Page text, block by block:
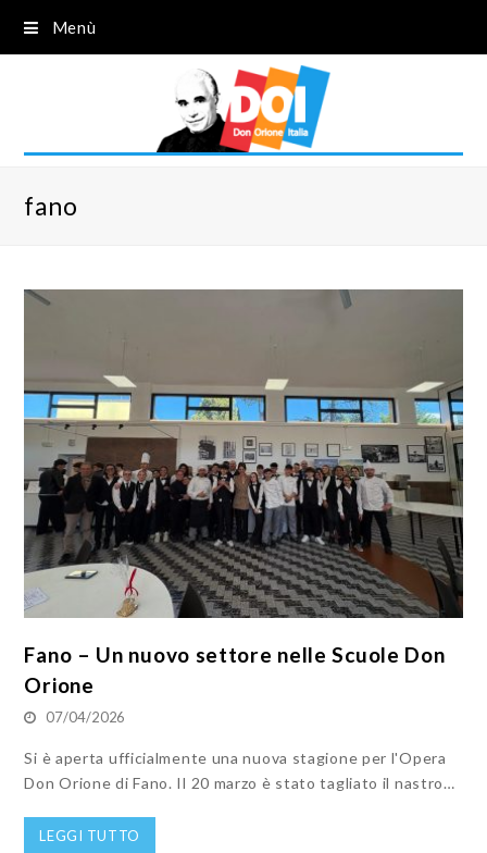
Menù
fano
Fano – Un nuovo settore nelle Scuole Don
Orione
07/04/2026
Si è aperta ufficialmente una nuova stagione per l'Opera
Don Orione di Fano. Il 20 marzo è stato tagliato il nastro…
LEGGI TUTTO